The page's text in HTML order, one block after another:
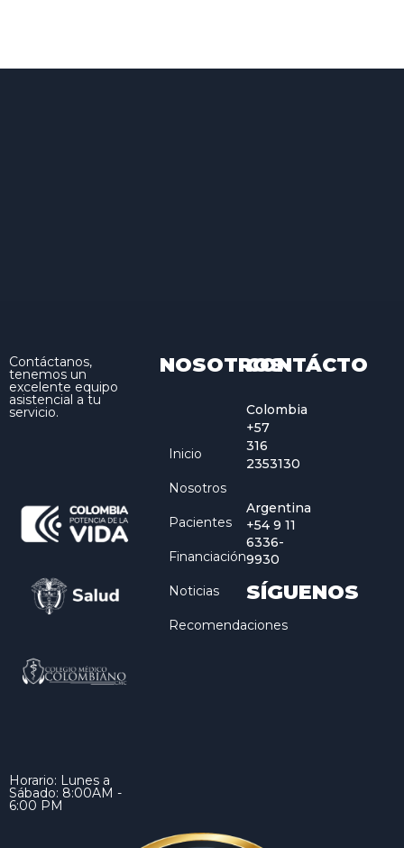
Contáctanos,
tenemos un
excelente equipo
asistencial a tu
servicio.
Horario: Lunes a
Sábado: 8:00AM -
6:00 PM
NOSOTROS
Inicio
Nosotros
Pacientes
Financiación
Noticias
Recomendaciones
CONTÁCTO
Colombia
+57
316
2353130
Argentina
+54 9 11
6336-
9930
SÍGUENOS